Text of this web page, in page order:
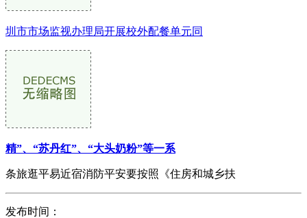
圳市市场监视办理局开展校外配餐单元同
精”、“苏丹红”、“大头奶粉”等一系
条旅逛平易近宿消防平安要按照《住房和城乡扶
发布时间：